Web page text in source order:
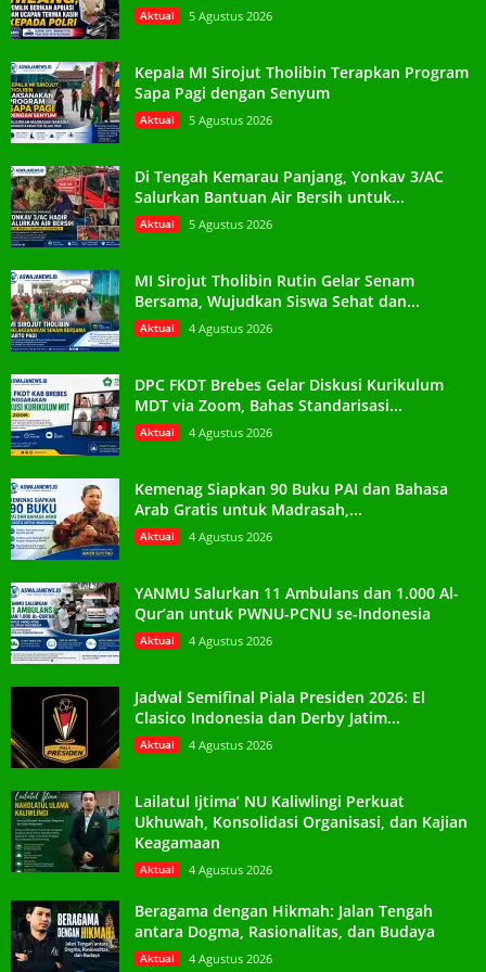
Aktual 5 Agustus 2026
Kepala MI Sirojut Tholibin Terapkan Program
Sapa Pagi dengan Senyum
Aktual 5 Agustus 2026
Di Tengah Kemarau Panjang, Yonkav 3/AC
Salurkan Bantuan Air Bersih untuk...
Aktual 5 Agustus 2026
MI Sirojut Tholibin Rutin Gelar Senam
Bersama, Wujudkan Siswa Sehat dan...
Aktual 4 Agustus 2026
DPC FKDT Brebes Gelar Diskusi Kurikulum
MDT via Zoom, Bahas Standarisasi...
Aktual 4 Agustus 2026
Kemenag Siapkan 90 Buku PAI dan Bahasa
Arab Gratis untuk Madrasah,...
Aktual 4 Agustus 2026
YANMU Salurkan 11 Ambulans dan 1.000 Al-
Qur’an untuk PWNU-PCNU se-Indonesia
Aktual 4 Agustus 2026
Jadwal Semifinal Piala Presiden 2026: El
Clasico Indonesia dan Derby Jatim...
Aktual 4 Agustus 2026
Lailatul Ijtima’ NU Kaliwlingi Perkuat
Ukhuwah, Konsolidasi Organisasi, dan Kajian
Keagamaan
Aktual 4 Agustus 2026
Beragama dengan Hikmah: Jalan Tengah
antara Dogma, Rasionalitas, dan Budaya
Aktual 4 Agustus 2026